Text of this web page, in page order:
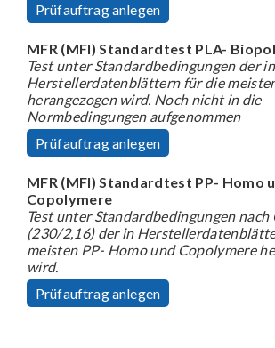
Prüfauftrag anlegen
MFR (MFI) Standardtest PLA-
Test unter Standardbedingungen der in
Herstellerdatenblättern für die
herangezogen wird. Noch nicht in die
Normbedingungen aufgenommen
Prüfauftrag anlegen
MFR (MFI) Standardtest PP- Homo
Copolymere
Test unter Standardbedingungen nach
(230/2,16) der in
meisten PP- Homo und Copolymere
wird.
Prüfauftrag anlegen